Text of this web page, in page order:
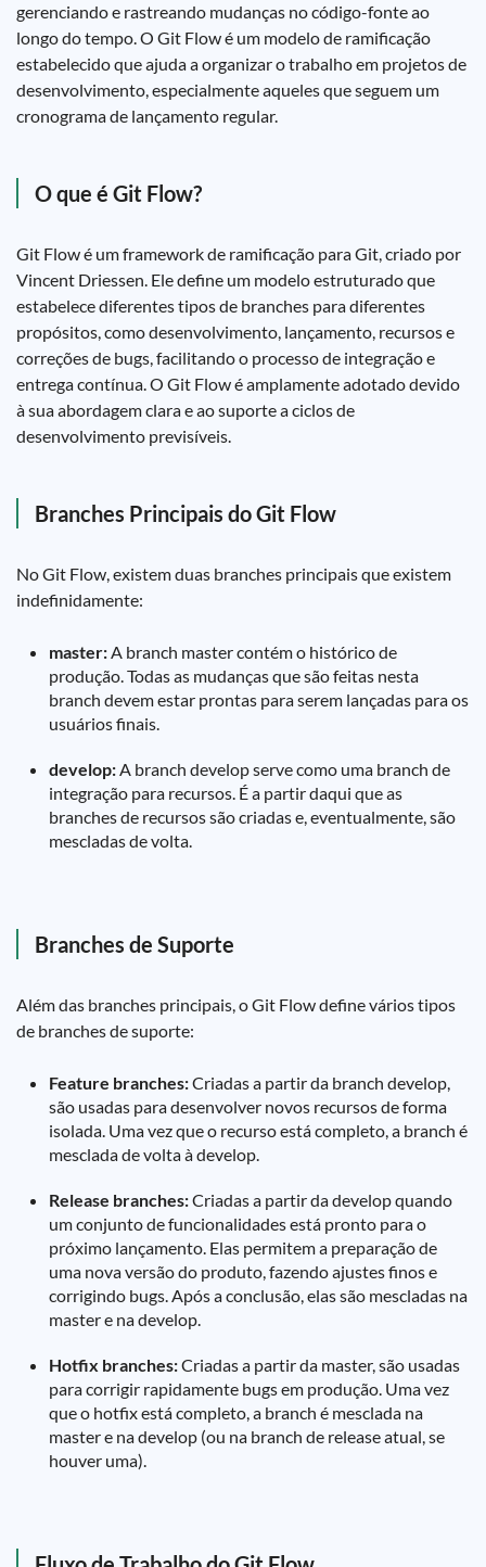
gerenciando e rastreando mudanças no código-fonte ao
longo do tempo. O Git Flow é um modelo de ramificação
estabelecido que ajuda a organizar o trabalho em projetos de
desenvolvimento, especialmente aqueles que seguem um
cronograma de lançamento regular.
O que é Git Flow?
Git Flow é um framework de ramificação para Git, criado por
Vincent Driessen. Ele define um modelo estruturado que
estabelece diferentes tipos de branches para diferentes
propósitos, como desenvolvimento, lançamento, recursos e
correções de bugs, facilitando o processo de integração e
entrega contínua. O Git Flow é amplamente adotado devido
à sua abordagem clara e ao suporte a ciclos de
desenvolvimento previsíveis.
Branches Principais do Git Flow
No Git Flow, existem duas branches principais que existem
indefinidamente:
master:A branch master contém o histórico de
produção. Todas as mudanças que são feitas nesta
branch devem estar prontas para serem lançadas para os
usuários finais.
develop:A branch develop serve como uma branch de
integração para recursos. É a partir daqui que as
branches de recursos são criadas e, eventualmente, são
mescladas de volta.
Branches de Suporte
Além das branches principais, o Git Flow define vários tipos
de branches de suporte:
Feature branches:Criadas a partir da branch develop,
são usadas para desenvolver novos recursos de forma
isolada. Uma vez que o recurso está completo, a branch é
mesclada de volta à develop.
Release branches:Criadas a partir da develop quando
um conjunto de funcionalidades está pronto para o
próximo lançamento. Elas permitem a preparação de
uma nova versão do produto, fazendo ajustes finos e
corrigindo bugs. Após a conclusão, elas são mescladas na
master e na develop.
Hotfix branches:Criadas a partir da master, são usadas
para corrigir rapidamente bugs em produção. Uma vez
que o hotfix está completo, a branch é mesclada na
master e na develop (ou na branch de release atual, se
houver uma).